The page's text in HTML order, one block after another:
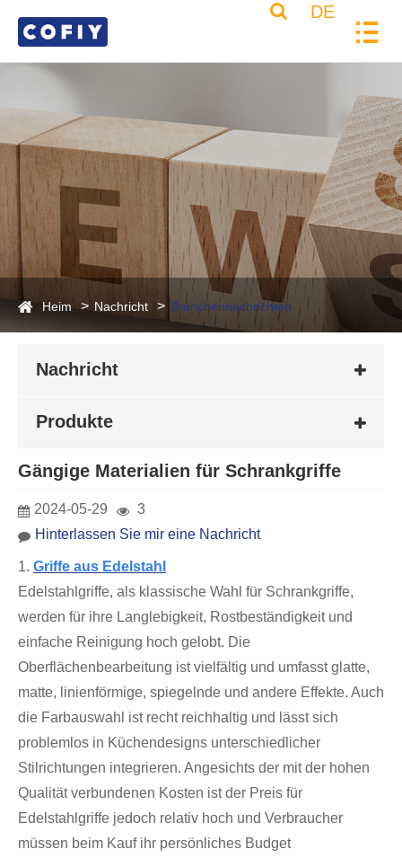
DE
Heim Nachricht Branchennachrichten
Nachricht
Produkte
Gängige Materialien für Schrankgriffe
2024-05-29
3
Hinterlassen Sie mir eine Nachricht
1. Griffe aus Edelstahl
Edelstahlgriffe, als klassische Wahl für Schrankgriffe,
werden für ihre Langlebigkeit, Rostbeständigkeit und
einfache Reinigung hoch gelobt. Die
Oberflächenbearbeitung ist vielfältig und umfasst glatte,
matte, linienförmige, spiegelnde und andere Effekte. Auch
die Farbauswahl ist recht reichhaltig und lässt sich
problemlos in Küchendesigns unterschiedlicher
Stilrichtungen integrieren. Angesichts der mit der hohen
Qualität verbundenen Kosten ist der Preis für
Edelstahlgriffe jedoch relativ hoch und Verbraucher
müssen beim Kauf ihr persönliches Budget